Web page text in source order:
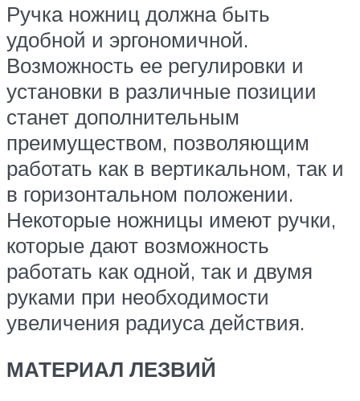
Ручка ножниц должна быть
удобной и эргономичной.
Возможность ее регулировки и
установки в различные позиции
станет дополнительным
преимуществом, позволяющим
работать как в вертикальном, так и
в горизонтальном положении.
Некоторые ножницы имеют ручки,
которые дают возможность
работать как одной, так и двумя
руками при необходимости
увеличения радиуса действия.
МАТЕРИАЛ ЛЕЗВИЙ